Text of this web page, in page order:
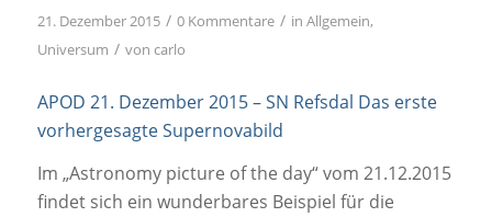
21. Dezember 2015 / 0 Kommentare / in Allgemein,
Universum / von carlo
APOD 21. Dezember 2015 – SN Refsdal Das erste
vorhergesagte Supernovabild
Im „Astronomy picture of the day“ vom 21.12.2015
findet sich ein wunderbares Beispiel für die